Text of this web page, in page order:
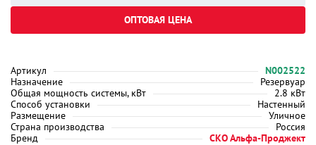
Артикул
N002522
Назначение
Резервуар
Общая мощность системы, кВт
2.8 кВт
Способ установки
Настенный
Размещение
Уличное
Страна производства
Россия
Бренд
СКО Альфа-Проджект
ОПТОВАЯ ЦЕНА